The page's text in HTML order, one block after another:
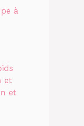
à
et
et